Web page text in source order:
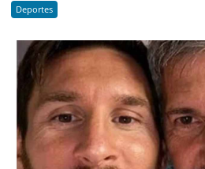
Deportes